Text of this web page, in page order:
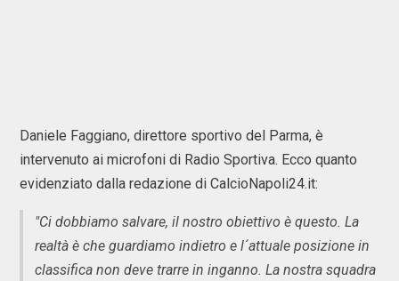
Daniele Faggiano, direttore sportivo del Parma, è
intervenuto ai microfoni di Radio Sportiva. Ecco quanto
evidenziato dalla redazione di CalcioNapoli24.it:
"Ci dobbiamo salvare, il nostro obiettivo è questo. La
realtà è che guardiamo indietro e l´attuale posizione in
classifica non deve trarre in inganno. La nostra squadra